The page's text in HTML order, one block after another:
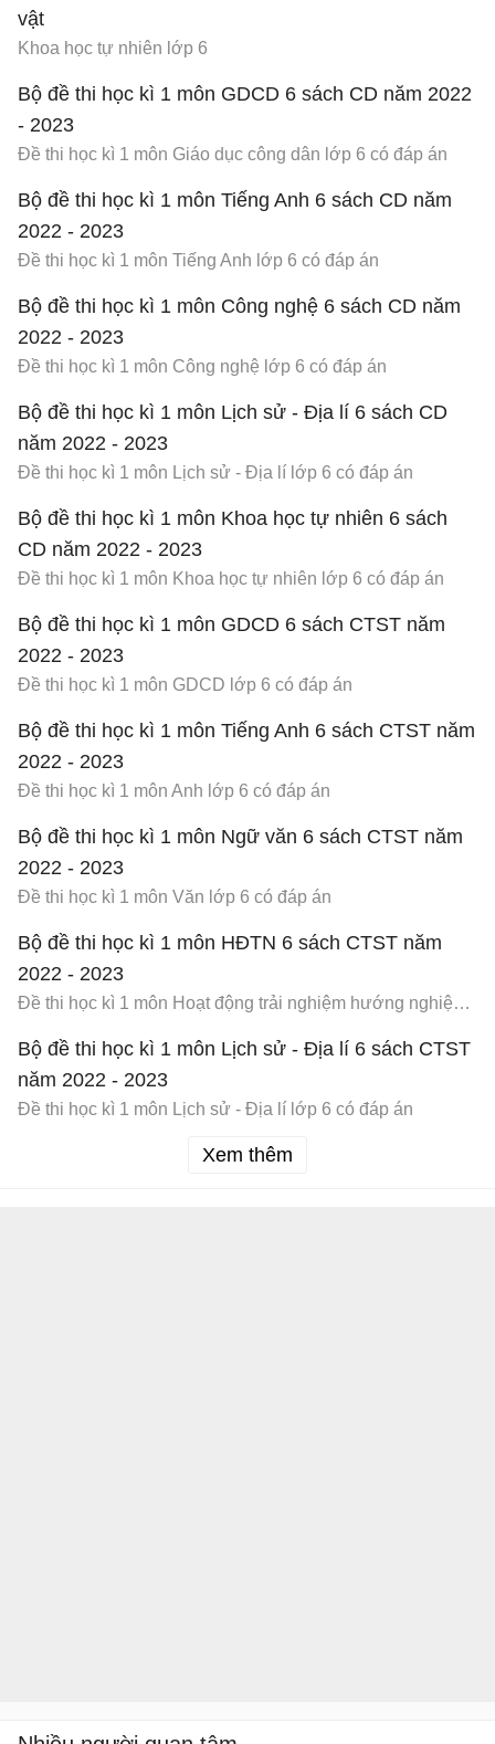
vật
Khoa học tự nhiên lớp 6
Bộ đề thi học kì 1 môn GDCD 6 sách CD năm 2022
- 2023
Đề thi học kì 1 môn Giáo dục công dân lớp 6 có đáp án
Bộ đề thi học kì 1 môn Tiếng Anh 6 sách CD năm
2022 - 2023
Đề thi học kì 1 môn Tiếng Anh lớp 6 có đáp án
Bộ đề thi học kì 1 môn Công nghệ 6 sách CD năm
2022 - 2023
Đề thi học kì 1 môn Công nghệ lớp 6 có đáp án
Bộ đề thi học kì 1 môn Lịch sử - Địa lí 6 sách CD
năm 2022 - 2023
Đề thi học kì 1 môn Lịch sử - Địa lí lớp 6 có đáp án
Bộ đề thi học kì 1 môn Khoa học tự nhiên 6 sách
CD năm 2022 - 2023
Đề thi học kì 1 môn Khoa học tự nhiên lớp 6 có đáp án
Bộ đề thi học kì 1 môn GDCD 6 sách CTST năm
2022 - 2023
Đề thi học kì 1 môn GDCD lớp 6 có đáp án
Bộ đề thi học kì 1 môn Tiếng Anh 6 sách CTST năm
2022 - 2023
Đề thi học kì 1 môn Anh lớp 6 có đáp án
Bộ đề thi học kì 1 môn Ngữ văn 6 sách CTST năm
2022 - 2023
Đề thi học kì 1 môn Văn lớp 6 có đáp án
Bộ đề thi học kì 1 môn HĐTN 6 sách CTST năm
2022 - 2023
Đề thi học kì 1 môn Hoạt động trải nghiệm hướng nghiệp lớp 6 có đáp án
Bộ đề thi học kì 1 môn Lịch sử - Địa lí 6 sách CTST
năm 2022 - 2023
Đề thi học kì 1 môn Lịch sử - Địa lí lớp 6 có đáp án
Xem thêm